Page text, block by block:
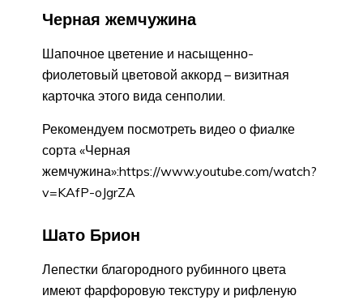
Черная жемчужина
Шапочное цветение и насыщенно-
фиолетовый цветовой аккорд – визитная
карточка этого вида сенполии.
Рекомендуем посмотреть видео о фиалке
сорта «Черная
жемчужина»:https://www.youtube.com/watch?
v=KAfP-oJgrZA
Шато Брион
Лепестки благородного рубинного цвета
имеют фарфоровую текстуру и рифленую